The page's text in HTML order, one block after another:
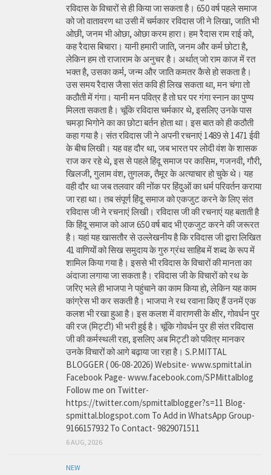
रविदास के विचारों से ही किया जा सकता है। 650 वर्ष पहले समाज
को जो वातावरण था उसी में चर्मकार रविदास जी ने लिखा, जाति भी
ओछी, जनम भी ओछा, ओछा करम हारा। हम रैदास राम राई को,
कह रैदास बिचारा। यानी हमारी जाति, जनम और कर्म छोटा है,
लेकिन हम तो राजाराम के अनुचर है। अर्थात् जो राम काज में रत
भक्त है, उसका कर्म, जन्म और जाति कमतर कैसे हो सकता है।
उस समय रैदास जैसा संत कवि ही लिख सकता था, मन चंगा तो
कठौती में गंगा। यानी मन पवित्र है तो घर पर गंगा स्नान का पुण्य
मिलता सकता है। चूंकि रविदास चर्मकार थे, इसलिए उनके पास
चमड़ा भिगोने का का छोटा बर्तन होता था। इस बात को ही कठौती
कहा गया है। संत रविदास जी ने अपनी रचनाएं 1489 से 1471 ईवी
के बीच लिखी। यह वह दौर था, जब भारत पर लोदी वंश के शासक
राज कर रहे थे, इस से पहले हिंदू समाज पर कासिम, गजनवी, गौरी,
खिलजी, गुलाम वंश, तुगलक, तैमूर के अत्याचार हो चुके थे। यह
वही दौर था जब तलवार की नोंक पर हिंदुओं का धर्म परिवर्तन कराया
जा रहा था। तब संपूर्ण हिंदू समाज को एकजुट करने के लिए संत
रविदास जी ने रचनाएं लिखी। रविदास जी की रचनाएं यह बताती है
कि हिंदू समाज को आज 650 वर्ष बाद भी एकजुट करने की जरूरत
है। यहां यह खासतौर से उल्लेखनीय है कि रविदास जी द्वारा लिखित
41 वाणियोंं को सिख समुदाय के गुरु ग्रंथ साहिब में शब्द के रूप में
शामिल किया गया है। इससे भी रविदास के विचारों की मानता का
अंदाजा लगाया जा सकता है। रविदास जी के विचारों को रथ के
जरिए भले ही भाजपा ने पहुंचाने का काम किया हो, लेकिन यह काम
कांग्रेस भी कर सकती है। भाजपा ने रथ रवाना किए हैं उनमें एक
कलश भी रखा हुआ है। इस कलश में वाराणसी के क्षीर, गोवर्धन पुर
की रज (मिट्टी) भी भरी हुई है। चूंकि गोवर्धन पुर ही संत रविदास
जी की कर्मस्थली रहा, इसलिए अब मिट्टी को पवित्र मानकर
उनके विचारों को आगे बढ़ाया जा रहा है। S.P.MITTAL
BLOGGER ( 06-08-2026) Website- www.spmittal.in
Facebook Page- www.facebook.com/SPMittalblog
Follow me on Twitter-
https://twitter.com/spmittalblogger?s=11 Blog-
spmittal.blogspot.com To Add in WhatsApp Group-
9166157932 To Contact- 9829071511
6 AUG, 2026
NEW